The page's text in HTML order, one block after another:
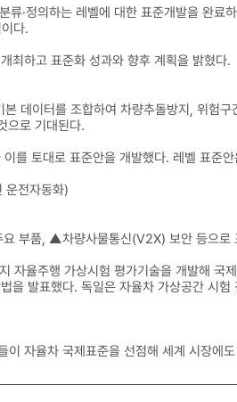
·정의하는 레벨에 대한 표준개발을 완료
다.
최하고 표준화 성과와 향후 계획을 밝혔다.
데이터를 조합하여 차량추돌방지, 위험
으로 기대된다.
를 토대로 표준안을 개발했다. 레벨 표준
운전자동화)
부품, ▲차량사물통신(V2X) 보안 등으로
자율주행 가상시험 평가기술을 개발해 국
발표했다. 독일은 자율차 가상공간 시험
자율차 국제표준을 선점해 세계 시장에